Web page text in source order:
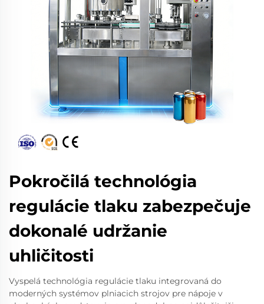
Pokročilá technológia
regulácie tlaku zabezpečuje
dokonalé udržanie
uhličitosti
Vyspelá technológia regulácie tlaku integrovaná do
moderných systémov plniacich strojov pre nápoje v